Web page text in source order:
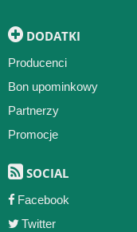
DODATKI
Producenci
Bon upominkowy
Partnerzy
Promocje
SOCIAL
Facebook
Twitter